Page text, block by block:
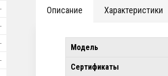
Описание Характеристики
Модель
Сертификаты